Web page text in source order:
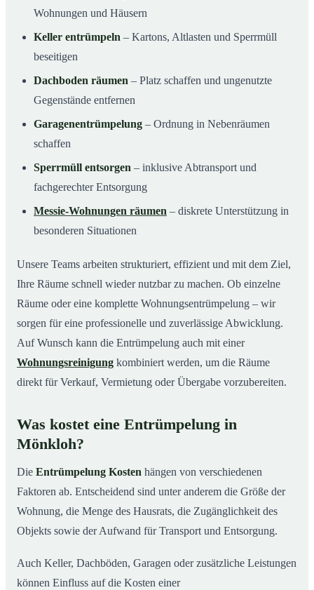
Wohnungen und Häusern
Keller entrümpeln – Kartons, Altlasten und Sperrmüll
beseitigen
Dachboden räumen – Platz schaffen und ungenutzte
Gegenstände entfernen
Garagenentrümpelung – Ordnung in Nebenräumen
schaffen
Sperrmüll entsorgen – inklusive Abtransport und
fachgerechter Entsorgung
Messie-Wohnungen räumen – diskrete Unterstützung in
besonderen Situationen
Unsere Teams arbeiten strukturiert, effizient und mit dem Ziel,
Ihre Räume schnell wieder nutzbar zu machen. Ob einzelne
Räume oder eine komplette Wohnungsentrümpelung – wir
sorgen für eine professionelle und zuverlässige Abwicklung.
Auf Wunsch kann die Entrümpelung auch mit einer
Wohnungsreinigung kombiniert werden, um die Räume
direkt für Verkauf, Vermietung oder Übergabe vorzubereiten.
Was kostet eine Entrümpelung in
Mönkloh?
Die Entrümpelung Kosten hängen von verschiedenen
Faktoren ab. Entscheidend sind unter anderem die Größe der
Wohnung, die Menge des Hausrats, die Zugänglichkeit des
Objekts sowie der Aufwand für Transport und Entsorgung.
Auch Keller, Dachböden, Garagen oder zusätzliche Leistungen
können Einfluss auf die Kosten einer